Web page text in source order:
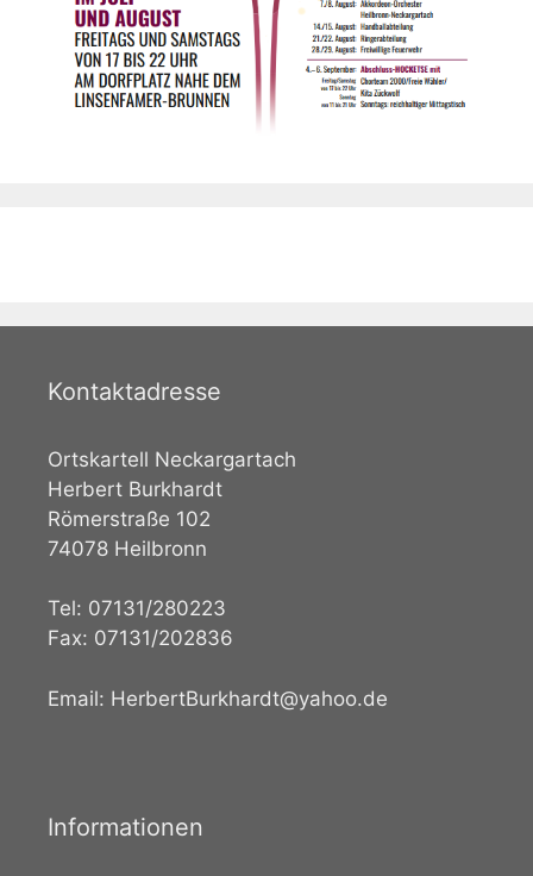
Kontaktadresse
Ortskartell Neckargartach
Herbert Burkhardt
Römerstraße 102
74078 Heilbronn
Tel: 07131/280223
Fax: 07131/202836
Email: HerbertBurkhardt@yahoo.de
Informationen